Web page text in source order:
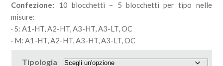
Confezione: 10 blocchetti – 5 blocchetti per tipo nelle
misure:
· S: A1-HT, A2-HT, A3-HT, A3-LT, OC
· M: A1-HT, A2-HT, A3-HT, A3-LT, OC
Tipologia